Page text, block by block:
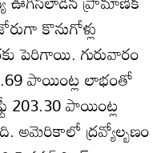
కొనుగోళ్లు
పెరిగాయి. గురువారం
పాయింట్ల లాభంతో
203.30 పాయింట్ల
అమెరికాలో ద్రవ్యోల్బణం